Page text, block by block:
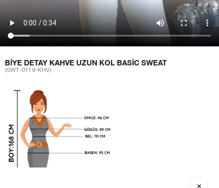
BIYE DETAY KAHVE UZUN KOL BASIC SWEAT
(SWT-0119-KHV)
✕